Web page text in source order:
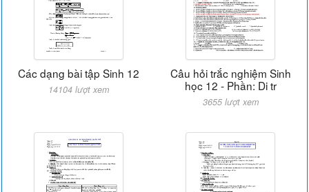
Các dạng bài tập Sinh 12
14104 lượt xem
Câu hỏi trắc nghiệm Sinh
học 12 - Phần: Di tr
3655 lượt xem